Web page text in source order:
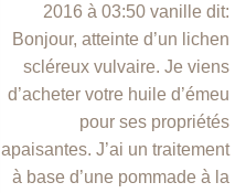
2016 à 03:50 vanille dit:
Bonjour, atteinte d’un lichen
scléreux vulvaire. Je viens
d’acheter votre huile d’émeu
pour ses propriétés
apaisantes. J’ai un traitement
à base d’une pommade à la